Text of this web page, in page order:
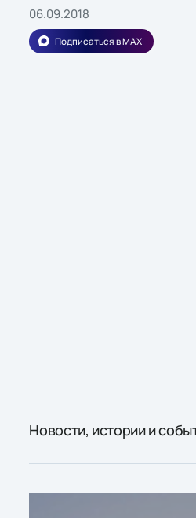
06.09.2018
Подписаться в MAX
Новости, истории и